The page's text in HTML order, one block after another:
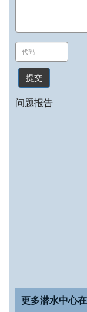
提交
问题报告
更多潜水中心